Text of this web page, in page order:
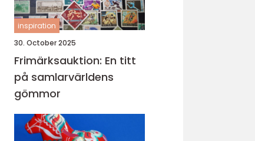
inspiration
30. October 2025
Frimärksauktion: En titt
på samlarvärldens
gömmor